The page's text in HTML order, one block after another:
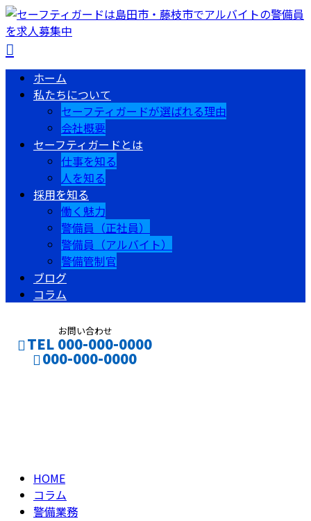
ホーム
私たちについて
セーフティガードが選ばれる理由
会社概要
セーフティガードとは
仕事を知る
人を知る
採用を知る
働く魅力
警備員（正社員）
警備員（アルバイト）
警備管制官
ブログ
コラム
お問い合わせ
TEL 000-000-0000
000-000-0000
HOME
コラム
警備業務